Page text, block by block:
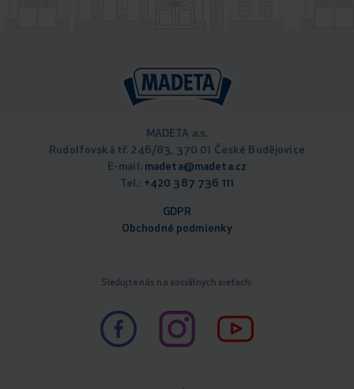
MADETA a.s.
Rudolfovská tř. 246/83, 370 01 České Budějovice
E-mail: madeta@madeta.cz
Tel.: +420 387 736 111
GDPR
Obchodné podmienky
Sledujte nás na sociálnych sieťach: